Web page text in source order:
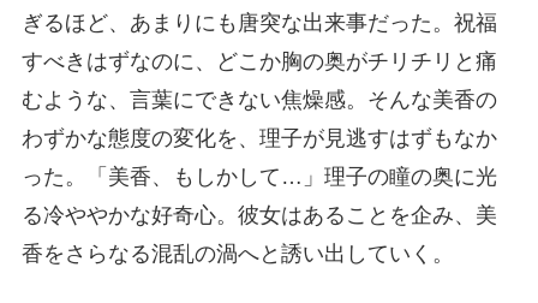
ぎるほど、あまりにも唐突な出来事だった。祝福
すべきはずなのに、どこか胸の奥がチリチリと痛
むような、言葉にできない焦燥感。そんな美香の
わずかな態度の変化を、理子が見逃すはずもなか
った。「美香、もしかして…」理子の瞳の奥に光
る冷ややかな好奇心。彼女はあることを企み、美
香をさらなる混乱の渦へと誘い出していく。